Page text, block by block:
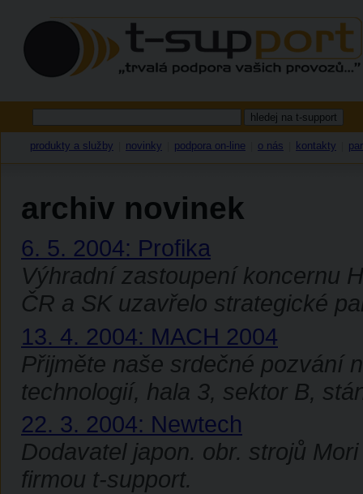
produkty a služby novinky podpora on-line o nás kontakty
archiv novinek
6. 5. 2004: Profika
Výhradní zastoupení koncernu
ČR a SK uzavřelo strategické
13. 4. 2004: MACH 2004
Přijměte naše srdečné pozvání
technologií, hala 3, sektor B,
22. 3. 2004: Newtech
Dodavatel japon. obr. strojů
firmou t-support.